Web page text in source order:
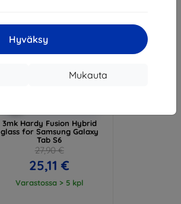
Hyväksy
Mukauta
3mk Hardy Fusion Hybrid
glass for Samsung Galaxy
Tab S6
27,90 €
25,11 €
Varastossa > 5 kpl